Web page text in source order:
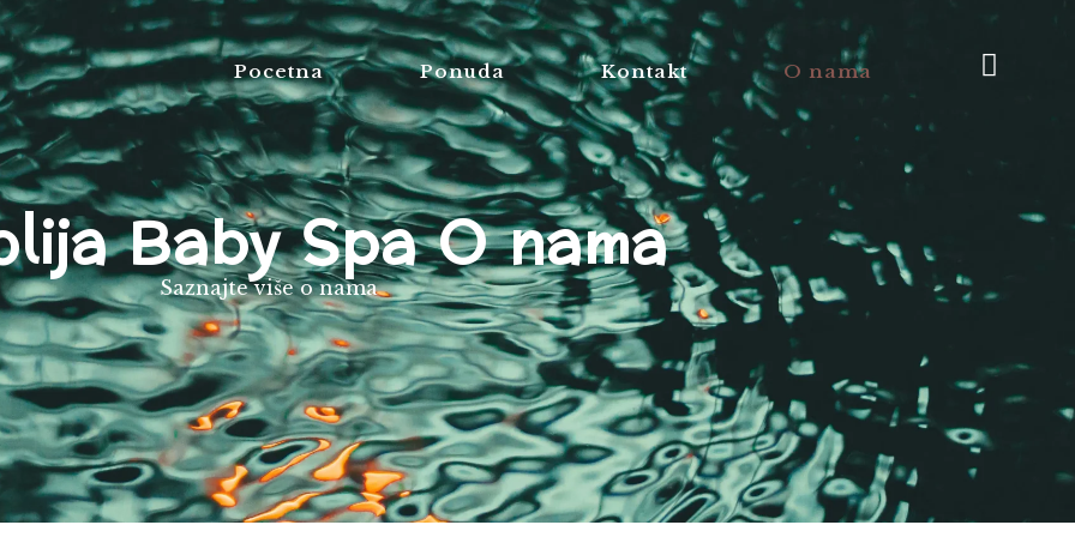
Pocetna Ponuda Kontakt O nama
Baby Spa O nama
Saznajte više o nama